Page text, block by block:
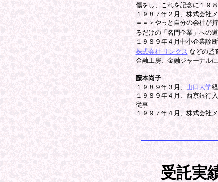
傷をし、これを記念に１９
１９８７年２月、株式会社
＝＝＞やっと自分の会社が
るだけの「名門企業」への
１９８９年４月中小企業診
株式会社 リンクス などの監
金融工房、金融ジャーナル
藤本尚子
１９８９年３月、 山口大学
１９８９年４月、西京銀行
従事
１９９７年４月、株式会社
受託実